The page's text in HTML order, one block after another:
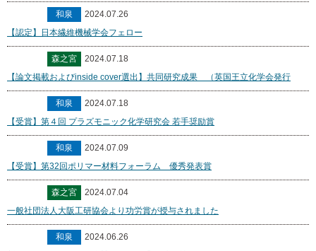
和泉
2024.07.26
【認定】日本繊維機械学会フェロー
森之宮
2024.07.18
【論文掲載およびinside cover選出】共同研究成果 （英国王立化学会発行
和泉
2024.07.18
【受賞】第４回 プラズモニック化学研究会 若手奨励賞
和泉
2024.07.09
【受賞】第32回ポリマー材料フォーラム 優秀発表賞
森之宮
2024.07.04
一般社団法人大阪工研協会より功労賞が授与されました
和泉
2024.06.26